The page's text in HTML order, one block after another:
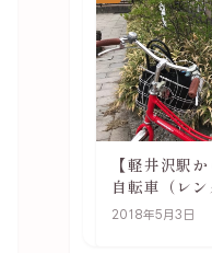
【軽井沢駅
自転車（レ
行ける 軽井
2018年5月3日